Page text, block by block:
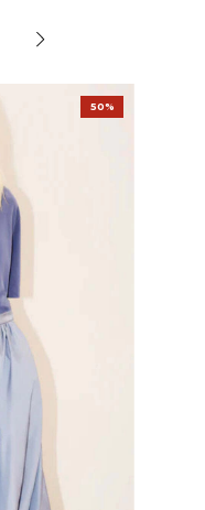
50%